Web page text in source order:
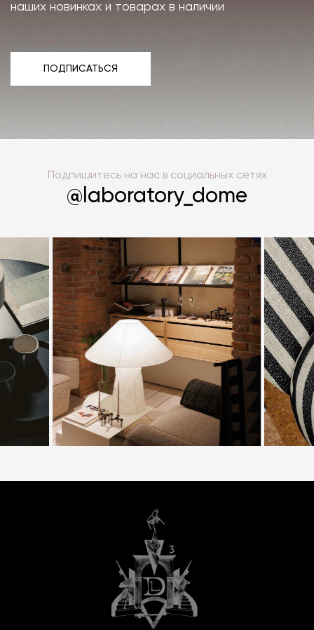
наших новинках и товарах в наличии
ПОДПИСАТЬСЯ
Подпишитесь на нас в социальных сетях
@laboratory_dome